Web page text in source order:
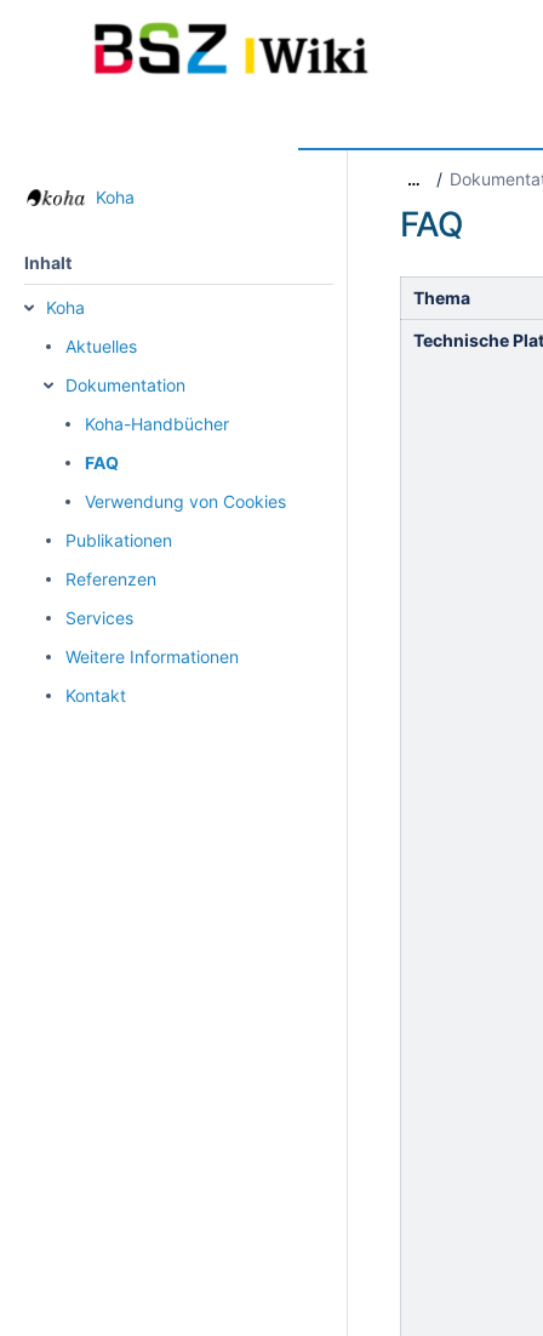
Koha
Inhalt
Koha
Aktuelles
Dokumentation
Koha-Handbücher
FAQ
Verwendung von Cookies
Publikationen
Referenzen
Services
Weitere Informationen
Kontakt
…
FAQ
Thema
Technische